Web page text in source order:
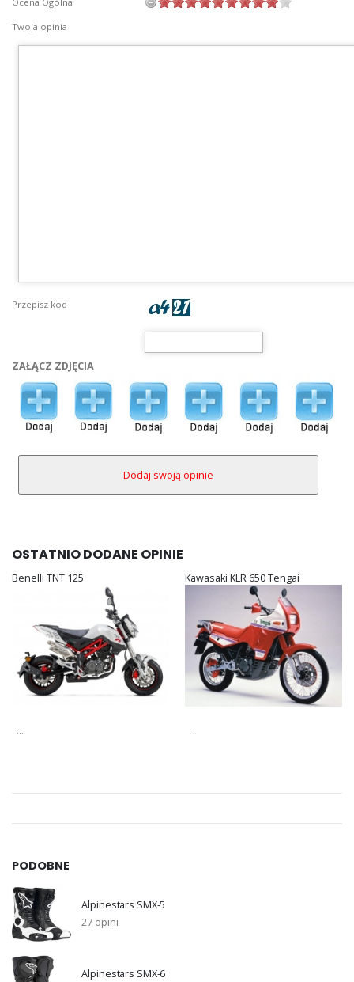
Twoja opinia
Przepisz kod
ZAŁĄCZ ZDJĘCIA
OSTATNIO DODANE OPINIE
Benelli TNT 125
...
Kawasaki KLR 650 Tengai
...
PODOBNE
Alpinestars SMX-5
27 opini
Alpinestars SMX-6